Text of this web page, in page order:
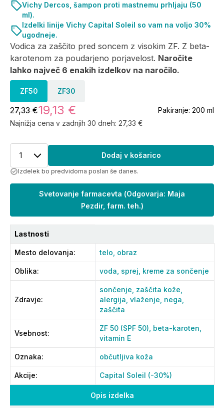
Opis izdelka
Vodica za zaščito pred soncem z visokim ZF. Z beta-
karotenom za poudarjeno porjavelost. Naročite
lahko največ 6 enakih izdelkov na naročilo.
ZF50 ZF30
27,33 €19,13 € Pakiranje: 200 ml
Najnižja cena v zadnjih 30 dneh: 27,33 €
Vichy Dercos, šampon proti mastnemu prhljaju (50
ml).
Izdelki linije Vichy Capital Soleil so vam na voljo 30%
ugodneje.
1 Dodaj v košarico
Izdelek bo predvidoma poslan še danes.
Svetovanje farmacevta (Odgovarja: Maja
Pezdir, farm. teh.)
Lastnosti
Mesto delovanja: telo, obraz
Oblika: voda, sprej, kreme za sončenje
Zdravje:
sončenje, zaščita kože,
alergija, vlaženje, nega,
zaščita
Vsebnost:
ZF 50 (SPF 50), beta-karoten,
vitamin E
Oznaka: občutljiva koža
Akcije: Capital Soleil (-30%)